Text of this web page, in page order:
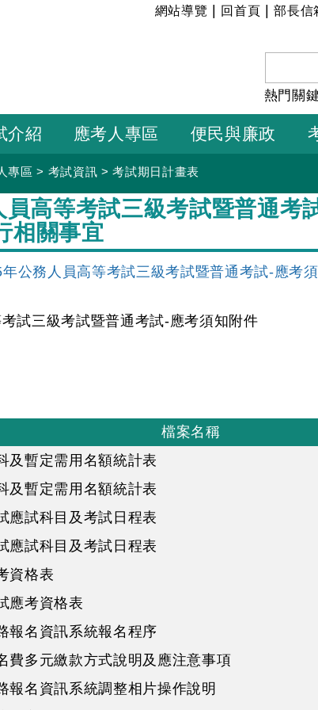
:::
網站導覽 回首頁 |部長信
熱門關
介紹 應考人專區 便民與廉政
專區 > 考試資訊 >考試期日計畫表
高等考試三級考試暨普通考
相關事宜
年公務人員高等考試三級考試暨普通考試-應考
試三級考試暨普通考試-應考須知附件
檔案名稱
及暫定需用名額統計表
及暫定需用名額統計表
應試科目及考試日程表
應試科目及考試日程表
資格表
應考資格表
報名資訊系統報名程序
費多元繳款方式說明及應注意事項
報名資訊系統調整相片操作說明